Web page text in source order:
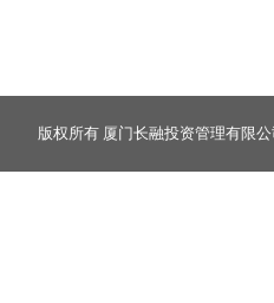
版权所有 厦门长融投资管理有限